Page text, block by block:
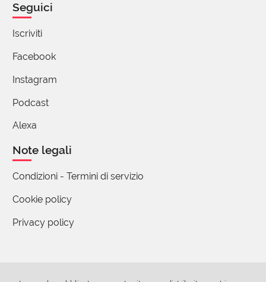
Seguici
Iscriviti
Facebook
Instagram
Podcast
Alexa
Note legali
Condizioni - Termini di servizio
Cookie policy
Privacy policy